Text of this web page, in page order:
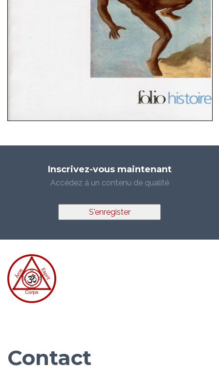
Inscrivez-vous maintenant
Accédez à un contenu de qualité
S'enregister
Contact